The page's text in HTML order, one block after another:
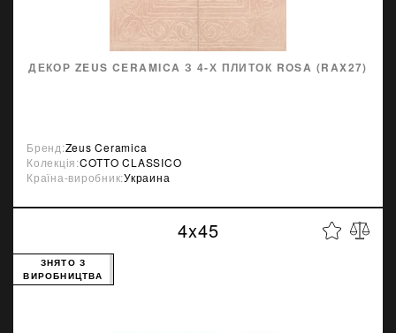
ДЕКОР ZEUS CERAMICA З 4-Х ПЛИТОК ROSA (RAX27)
Бренд:Zeus Ceramica
Колекція:COTTO CLASSICO
Країна-виробник:Украина
4x45
ЗНЯТО З
ВИРОБНИЦТВА